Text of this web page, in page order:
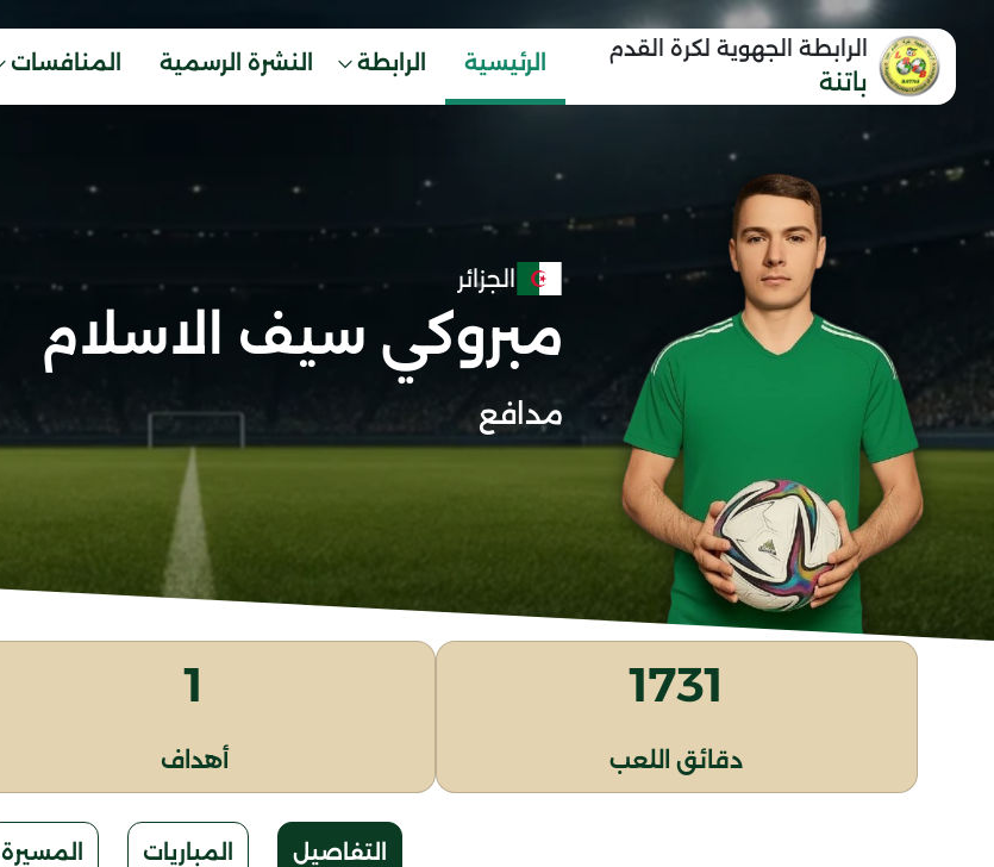
الرابطة الجهوية لكرة القدم
باتنة
الرئيسية الرابطة النشرة الرسمية المنافسات
الجزائر
مبروكي سيف الاسلام
مدافع
1731
دقائق اللعب
1
أهداف
التفاصيل المباريات المسيرة